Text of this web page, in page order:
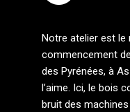
Notre atelier est le
commencement
des Pyrénées, à
l’aime. Ici, le bois
bruit des